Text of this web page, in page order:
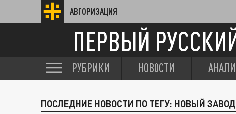
АВТОРИЗАЦИЯ
ПЕРВЫЙ
РУБРИКИ НОВОСТИ
ПОСЛЕДНИЕ НОВОСТИ ПО ТЕГУ: НОВЫЙ ЗАВОД